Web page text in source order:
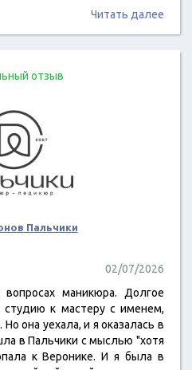
Читать далее
отзыв
Пальчики
02/07/2026
маникюра. Долгое
к мастеру с именем,
она уехала, и я оказалась в
в Пальчики с мыслью "хотя
к Веронике. И я была в